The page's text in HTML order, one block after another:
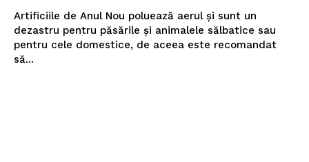
Artificiile de Anul Nou poluează aerul şi sunt un
dezastru pentru păsările şi animalele sălbatice sau
pentru cele domestice, de aceea este recomandat
să...